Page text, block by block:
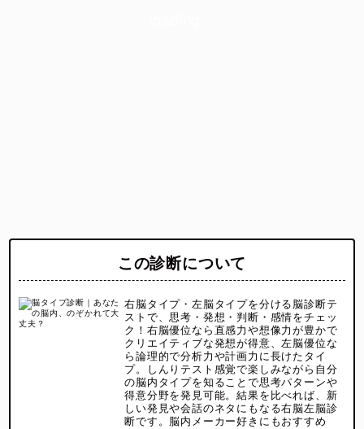
この診断について
右脳タイプ・左脳タイプを分ける脳診断テ
ストで、思考・発想・判断・感情をチェッ
ク！右脳優位なら直感力や想像力が豊かで
クリエイティブな発想が得意、左脳優位な
ら論理的で分析力や計画力に長けたタイ
プ。しんりテスト感覚で楽しみながら自分
の脳内タイプを知ることで思考パターンや
得意分野を発見可能。結果を比べれば、新
しい発見や会話のネタにもなる右脳左脳診
断です。脳内メーカー好きにもおすすめ